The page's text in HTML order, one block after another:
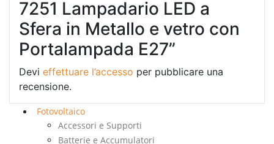
7251 Lampadario LED a
Sfera in Metallo e vetro con
Portalampada E27”
Devi effettuare l’accesso per pubblicare una
recensione.
Fotovoltaico
Accessori e Supporti
Batterie e Accumulatori